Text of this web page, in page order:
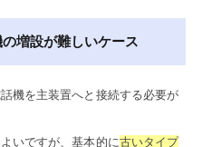
増設が難しいケース
機を主装置へと接続する必要が
いですが、基本的に古いタイプ